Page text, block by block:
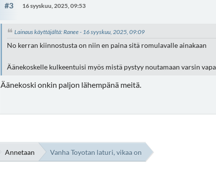
#3 16 syyskuu, 2025, 09:53
Lainaus käyttäjältä: Ranee - 16 syyskuu, 2025, 09:09
No kerran kiinnostusta on niin en paina sitä romulavalle ainakaan
Äänekoskelle kulkeentuisi myös mistä pystyy noutamaan varsin
Äänekoski onkin paljon lähempänä meitä.
Annetaan Vanha Toyotan laturi, vikaa on